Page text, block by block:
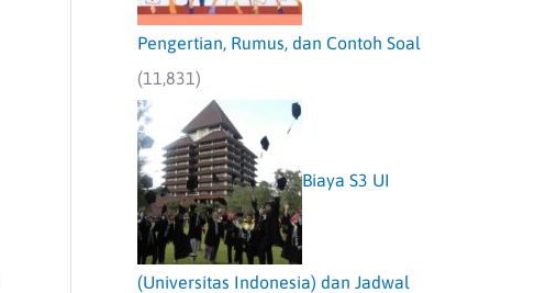
Pengertian, Rumus, dan Contoh Soal
(11,831)
Biaya S3 UI
(Universitas Indonesia) dan Jadwal